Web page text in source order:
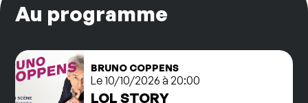
Au programme
BRUNO COPPENS
Le 10/10/2026 à 20:00
LOL STORY